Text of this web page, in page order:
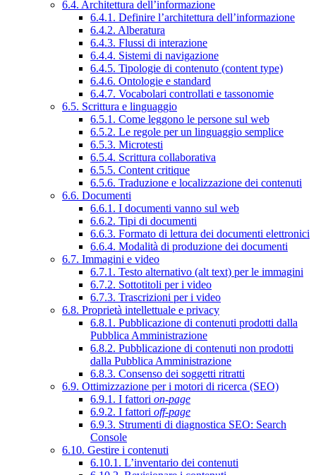
6.4. Architettura dell’informazione
6.4.1. Definire l’architettura dell’informazione
6.4.2. Alberatura
6.4.3. Flussi di interazione
6.4.4. Sistemi di navigazione
6.4.5. Tipologie di contenuto (content type)
6.4.6. Ontologie e standard
6.4.7. Vocabolari controllati e tassonomie
6.5. Scrittura e linguaggio
6.5.1. Come leggono le persone sul web
6.5.2. Le regole per un linguaggio semplice
6.5.3. Microtesti
6.5.4. Scrittura collaborativa
6.5.5. Content critique
6.5.6. Traduzione e localizzazione dei contenuti
6.6. Documenti
6.6.1. I documenti vanno sul web
6.6.2. Tipi di documenti
6.6.3. Formato di lettura dei documenti elettronici
6.6.4. Modalità di produzione dei documenti
6.7. Immagini e video
6.7.1. Testo alternativo (alt text) per le immagini
6.7.2. Sottotitoli per i video
6.7.3. Trascrizioni per i video
6.8. Proprietà intellettuale e privacy
6.8.1. Pubblicazione di contenuti prodotti dalla
Pubblica Amministrazione
6.8.2. Pubblicazione di contenuti non prodotti
dalla Pubblica Amministrazione
6.8.3. Consenso dei soggetti ritratti
6.9. Ottimizzazione per i motori di ricerca (SEO)
6.9.1. I fattori on-page
6.9.2. I fattori off-page
6.9.3. Strumenti di diagnostica SEO: Search
Console
6.10. Gestire i contenuti
6.10.1. L’inventario dei contenuti